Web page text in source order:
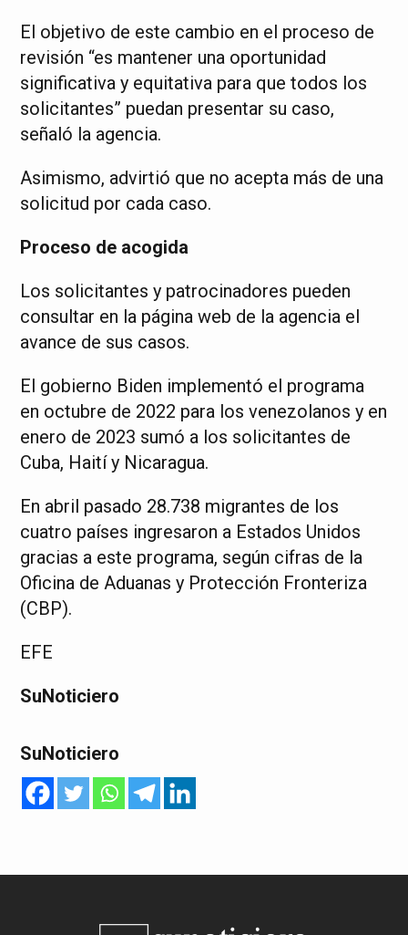
El objetivo de este cambio en el proceso de
revisión “es mantener una oportunidad
significativa y equitativa para que todos los
solicitantes” puedan presentar su caso,
señaló la agencia.
Asimismo, advirtió que no acepta más de una
solicitud por cada caso.
Proceso de acogida
Los solicitantes y patrocinadores pueden
consultar en la página web de la agencia el
avance de sus casos.
El gobierno Biden implementó el programa
en octubre de 2022 para los venezolanos y en
enero de 2023 sumó a los solicitantes de
Cuba, Haití y Nicaragua.
En abril pasado 28.738 migrantes de los
cuatro países ingresaron a Estados Unidos
gracias a este programa, según cifras de la
Oficina de Aduanas y Protección Fronteriza
(CBP).
EFE
SuNoticiero
SuNoticiero